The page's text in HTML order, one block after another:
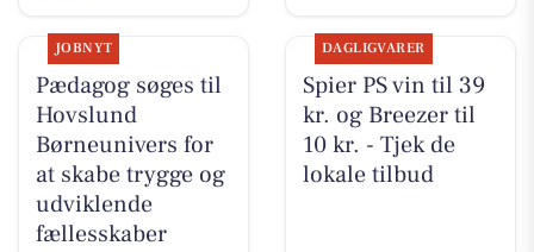
JOBNYT
Pædagog søges til
Hovslund
Børneunivers for
at skabe trygge og
udviklende
fællesskaber
DAGLIGVARER
Spier PS vin til 39
kr. og Breezer til
10 kr. - Tjek de
lokale tilbud